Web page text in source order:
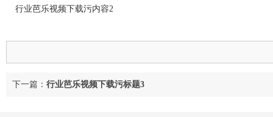
行业芭乐视频下载污内容2
下一篇： 行业芭乐视频下载污标题3